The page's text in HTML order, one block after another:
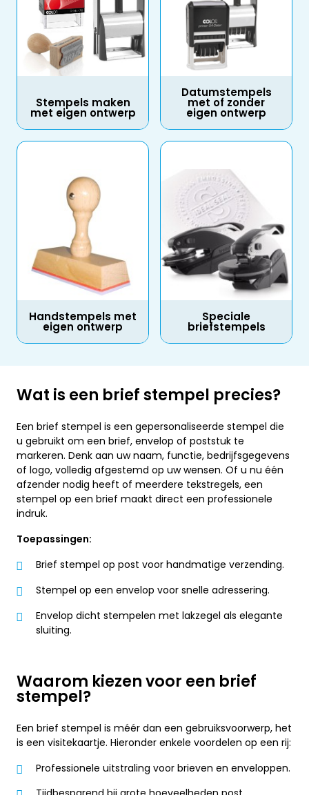
Stempels maken
met eigen ontwerp
Datumstempels
met of zonder
eigen ontwerp
Handstempels met
eigen ontwerp
Speciale
briefstempels
Wat is een brief stempel precies?
Een brief stempel is een gepersonaliseerde stempel die
u gebruikt om een brief, envelop of poststuk te
markeren. Denk aan uw naam, functie, bedrijfsgegevens
of logo, volledig afgestemd op uw wensen. Of u nu één
afzender nodig heeft of meerdere tekstregels, een
stempel op een brief maakt direct een professionele
indruk.
Toepassingen:
Brief stempel op post voor handmatige verzending.
Stempel op een envelop voor snelle adressering.
Envelop dicht stempelen met lakzegel als elegante
sluiting.
Waarom kiezen voor een brief
stempel?
Een brief stempel is méér dan een gebruiksvoorwerp, het
is een visitekaartje. Hieronder enkele voordelen op een rij:
Professionele uitstraling voor brieven en enveloppen.